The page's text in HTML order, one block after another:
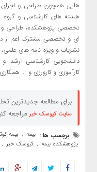
هایی همچون طراحی و
هسته های کارشناسی و
تخصصی پژوهشکده، طراحی و
ای و تخصصی مشترک اعم از
نشریات و ویژه نامه های
دانشجویی کارشناسی ‌ارشد و
کارآموزی و کارورزی و ….
برای مطالعه جدیدترین
سایت کیوسک خبر مراجعه
برچسب ها : بیمه , بیمه
پژوهشکده بیمه , کیوسک خبر ,